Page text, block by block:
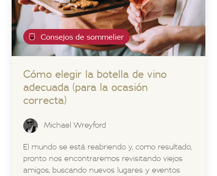
Consejos de sommelier
Cómo elegir la botella de vino
adecuada (para la ocasión
correcta)
Michael Wreyford
El mundo se está reabriendo y, como resultado,
pronto nos encontraremos revisitando viejos
amigos, buscando nuevos lugares y eventos